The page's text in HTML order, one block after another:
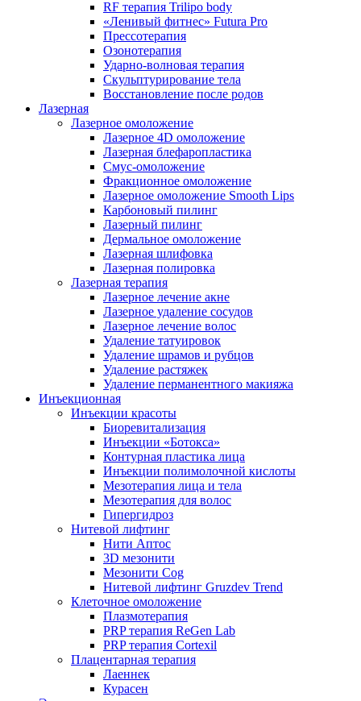
RF терапия Trilipo body
«Ленивый фитнес» Futura Pro
Прессотерапия
Озонотерапия
Ударно-волновая терапия
Скульптурирование тела
Восстановление после родов
Лазерная
Лазерное омоложение
Лазерное 4D омоложение
Лазерная блефаропластика
Смус-омоложение
Фракционное омоложение
Лазерное омоложение Smooth Lips
Карбоновый пилинг
Лазерный пилинг
Дермальное омоложение
Лазерная шлифовка
Лазерная полировка
Лазерная терапия
Лазерное лечение акне
Лазерное удаление сосудов
Лазерное лечение волос
Удаление татуировок
Удаление шрамов и рубцов
Удаление растяжек
Удаление перманентного макияжа
Инъекционная
Инъекции красоты
Биоревитализация
Инъекции «Ботокса»
Контурная пластика лица
Инъекции полимолочной кислоты
Мезотерапия лица и тела
Мезотерапия для волос
Гипергидроз
Нитевой лифтинг
Нити Аптос
3D мезонити
Мезонити Cog
Нитевой лифтинг Gruzdev Trend
Клеточное омоложение
Плазмотерапия
PRP терапия ReGen Lab
PRP терапия Cortexil
Плацентарная терапия
Лаеннек
Курасен